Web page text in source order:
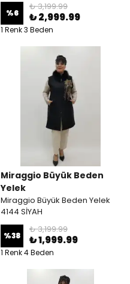
%6
₺ 3,199.99
₺ 2,999.99
1 Renk 3 Beden
Miraggio Büyük Beden
Yelek
Miraggio Büyük Beden Yelek
4144 SİYAH
%38
₺ 3,199.99
₺ 1,999.99
1 Renk 4 Beden